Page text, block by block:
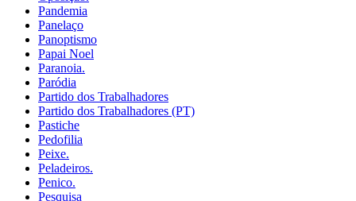
Pandemia
Panelaço
Panoptismo
Papai Noel
Paranoia.
Paródia
Partido dos Trabalhadores
Partido dos Trabalhadores (PT)
Pastiche
Pedofilia
Peixe.
Peladeiros.
Penico.
Pesquisa